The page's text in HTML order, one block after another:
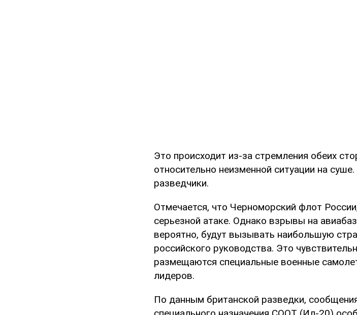
Это происходит из-за стремления обеих
относительно неизменной ситуации на
разведчики.
Отмечается, что Черноморский флот
серьезной атаке. Однако взрывы на
вероятно, будут вызывать наибольшую
российского руководства. Это
размещаются специальные военные
лидеров.
По данным британской разведки,